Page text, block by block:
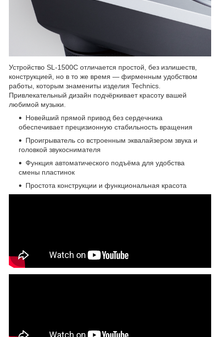
Устройство SL-1500C отличается простой, без излишеств,
конструкцией, но в то же время — фирменным удобством
работы, которым знамениты изделия Technics.
Привлекательный дизайн подчёркивает красоту вашей
любимой музыки.
Новейший прямой привод без сердечника
обеспечивает прецизионную стабильность вращения
Проигрыватель со встроенным эквалайзером звука и
головкой звукоснимателя
Функция автоматического подъёма для удобства
смены пластинок
Простота конструкции и функциональная красота